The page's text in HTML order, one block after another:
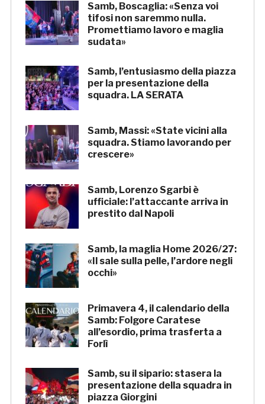
Samb, Boscaglia: «Senza voi
tifosi non saremmo nulla.
Promettiamo lavoro e maglia
sudata»
Samb, l’entusiasmo della piazza
per la presentazione della
squadra. LA SERATA
Samb, Massi: «State vicini alla
squadra. Stiamo lavorando per
crescere»
Samb, Lorenzo Sgarbi è
ufficiale: l’attaccante arriva in
prestito dal Napoli
Samb, la maglia Home 2026/27:
«Il sale sulla pelle, l’ardore negli
occhi»
Primavera 4, il calendario della
Samb: Folgore Caratese
all’esordio, prima trasferta a
Forlì
Samb, su il sipario: stasera la
presentazione della squadra in
piazza Giorgini